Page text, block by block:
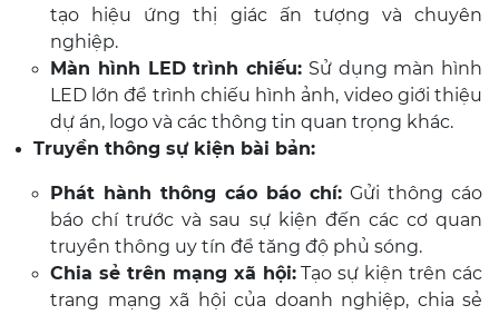
tạo hiệu ứng thị giác ấn tượng và chuyên
nghiệp.
Màn hình LED trình chiếu: Sử dụng màn hình
LED lớn để trình chiếu hình ảnh, video giới thiệu
dự án, logo và các thông tin quan trọng khác.
Truyền thông sự kiện bài bản:
Phát hành thông cáo báo chí: Gửi thông cáo
báo chí trước và sau sự kiện đến các cơ quan
truyền thông uy tín để tăng độ phủ sóng.
Chia sẻ trên mạng xã hội:Tạo sự kiện trên các
trang mạng xã hội của doanh nghiệp, chia sẻ